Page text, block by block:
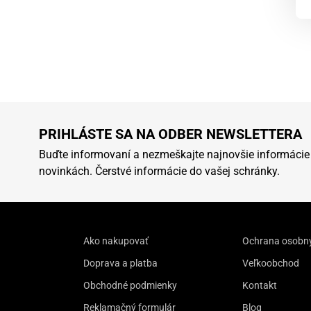
PRIHLÁSTE SA NA ODBER NEWSLETTERA
Buďte informovaní a nezmeškajte najnovšie
novinkách. Čerstvé informácie do vašej schránky.
Ako nakupovať
Doprava a platba
Obchodné podmienky
Reklamačný formulár
Ochrana
Veľkoobchod
Kontakt
Blog